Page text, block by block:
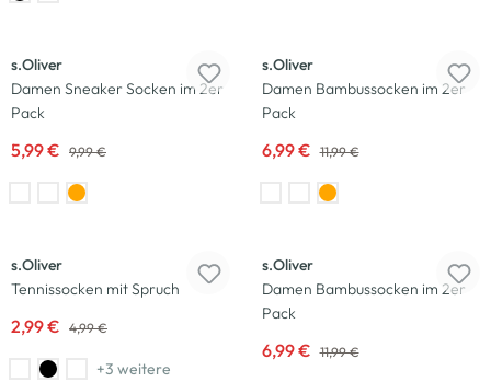
s.Oliver
Damen Sneaker Socken im 2er
Pack
5,99 € 9,99 €
s.Oliver
Damen Bambussocken im 2er
Pack
6,99 € 11,99 €
s.Oliver
Tennissocken mit Spruch
2,99 € 4,99 €
+3 weitere
s.Oliver
Damen Bambussocken im 2er
Pack
6,99 € 11,99 €